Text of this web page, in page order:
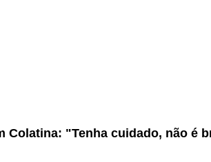
Colatina: "Tenha cuidado, não é